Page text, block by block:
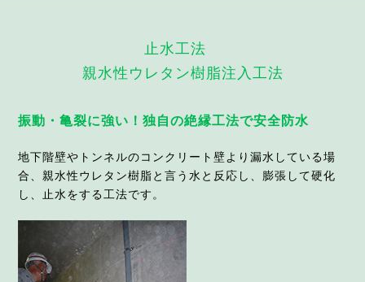
止水工法
親水性ウレタン樹脂注入工法
振動・亀裂に強い！独自の絶縁工法で安全防水
地下階壁やトンネルのコンクリート壁より漏水している場
合、親水性ウレタン樹脂と言う水と反応し、膨張して硬化
し、止水をする工法です。